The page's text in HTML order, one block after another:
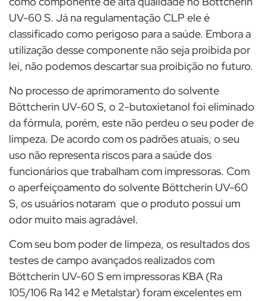
UV-60 S. Já na regulamentação CLP ele é
classificado como perigoso para a saúde. Embora a
utilização desse componente não seja proibida por
lei, não podemos descartar sua proibição no futuro.
No processo de aprimoramento do solvente
Böttcherin UV-60 S, o 2-butoxietanol foi eliminado
da fórmula, porém, este não perdeu o seu poder de
limpeza. De acordo com os padrões atuais, o seu
uso não representa riscos para a saúde dos
funcionários que trabalham com impressoras. Com
o aperfeiçoamento do solvente Böttcherin UV-60
S, os usuários notaram que o produto possui um
odor muito mais agradável.
Com seu bom poder de limpeza, os resultados dos
testes de campo avançados realizados com
Böttcherin UV-60 S em impressoras KBA (Ra
105/106 Ra 142 e Metalstar) foram excelentes em